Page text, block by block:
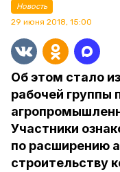
Новость
29 июня 2018, 15:00
Об этом стало
рабочей группы
Участники
по расширению
строительству